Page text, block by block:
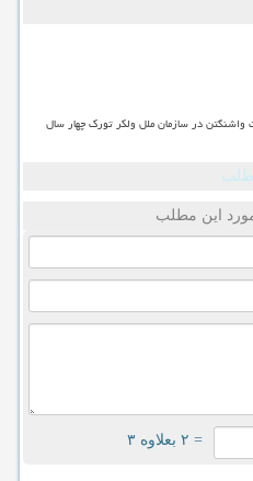
در سازمان ملل ولکر تورک چهار سال
این مطلب
= ۲ بعلاوه ۳